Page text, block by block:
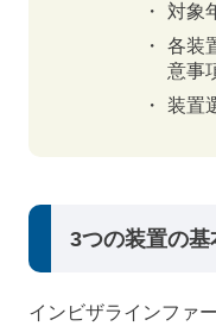
対象
各装
意事
装置
3つの装置の基
インビザラインファ